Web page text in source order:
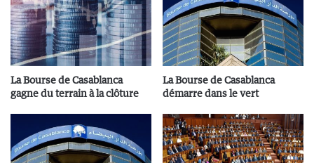
La Bourse de Casablanca
gagne du terrain à la clôture
La Bourse de Casablanca
démarre dans le vert